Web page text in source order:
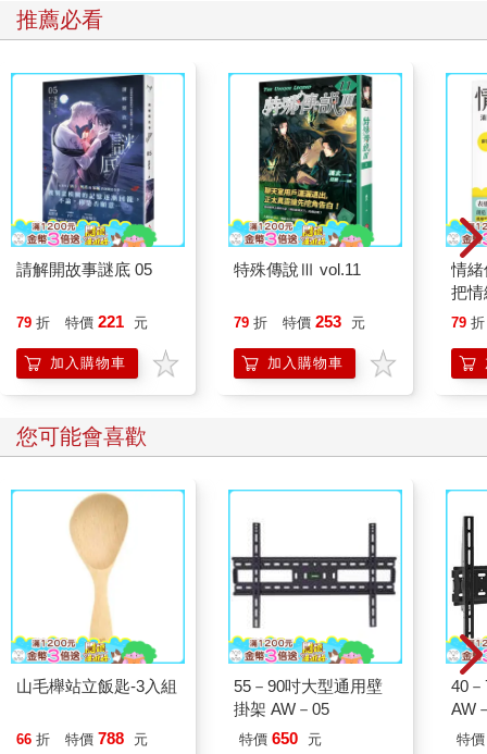
又來了。
疑問在桌間蔓延開來。她唯一能做的只有冷靜地走出教室而已。
她竭盡全力做到了，而在踏入走廊的瞬間，那些隱密的低語聲突
然像調高音量般喧嘩了起來，吞噬掉她踏在石造走廊上響起的皮
鞋聲。
她自大學畢業那年起，就在出版社與外包的編輯企劃公司工作了
六年多，辭掉那些工作後，就在首都圈的兩所大學和一所藝術高
中教文學，教了近七年的時間。她每隔三、四年就出版一本嚴肅
的詩集，一共出了三本，並投稿給雙週出刊的書評雜誌，就這麼
員，每週三下午都要參加企劃會議。
但是那件事又發生了，於是她停止了所有工作。
這一切沒有任何原因或前兆。
後，最終失去九歲兒子的監護權，而孩子已在前夫家生活五個多
月了。送走孩子後，她因為失眠每週都去看一次心理師，年過半
她在桌上的白紙上寫下這句話。
沒那麼簡單。
那是最後一次的諮商，筆談式的心理治療既耗時又容易產生誤
會。心理師想介紹其他專門處理語言問題的心理師，她鄭重拒絕
了這項提議，主要是她的經濟狀況已無法負擔高昂的治療費了。
母親接受抗癌治療的最後一年，時不時提醒她，小時候的她算是
聰穎的孩子，彷彿這是死前最該確認清楚的事情一樣。
在語言方面或許真是如此。四歲時她自己學會了韓文字，當時的
推薦必看
請解開故事謎底 05
79 折 特價 221 元
加入購物車
特殊傳說Ⅲ vol.11
79 折 特價 253 元
加入購物車
情
把
誰
79 折
您可能會喜歡
山毛櫸站立飯匙-3入組
66 折 特價 788 元
55－90吋大型通用壁
掛架 AW－05
特價 650 元
40
AW
特價